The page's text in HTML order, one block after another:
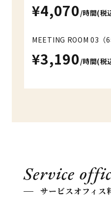
¥4,070/時間(税
MEETING ROOM 03（6
¥3,190/時間(税
Service
サービスオフィス